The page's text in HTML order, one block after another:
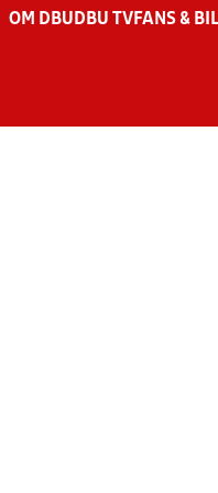
OM DBU DBU TV FANS &